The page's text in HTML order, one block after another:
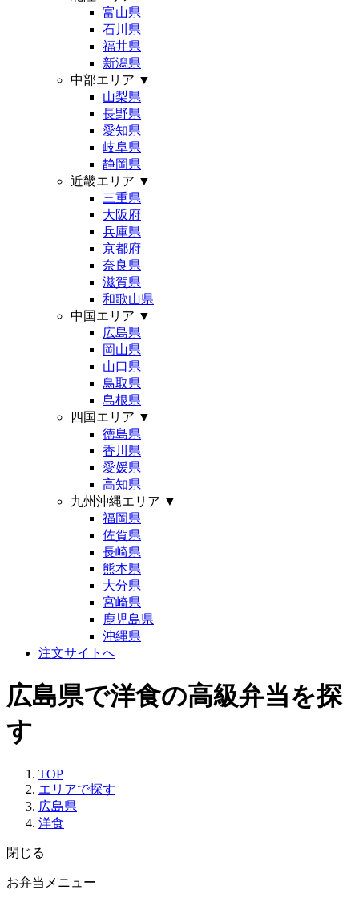
富山県
石川県
福井県
新潟県
中部エリア ▼
山梨県
長野県
愛知県
岐阜県
静岡県
近畿エリア ▼
三重県
大阪府
兵庫県
京都府
奈良県
滋賀県
和歌山県
中国エリア ▼
広島県
岡山県
山口県
鳥取県
島根県
四国エリア ▼
徳島県
香川県
愛媛県
高知県
九州沖縄エリア ▼
福岡県
佐賀県
長崎県
熊本県
大分県
宮崎県
鹿児島県
沖縄県
注文サイトへ
広島県で洋食の高級弁当を探
す
TOP
エリアで探す
広島県
洋食
閉じる
お弁当メニュー